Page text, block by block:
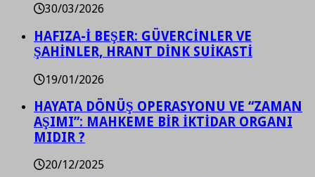
30/03/2026
HAFIZA-İ BEŞER: GÜVERCİNLER VE
ŞAHİNLER, HRANT DİNK SUİKASTİ
19/01/2026
HAYATA DÖNÜŞ OPERASYONU VE “ZAMAN
AŞIMI”: MAHKEME BİR İKTİDAR ORGANI
MIDIR ?
20/12/2025